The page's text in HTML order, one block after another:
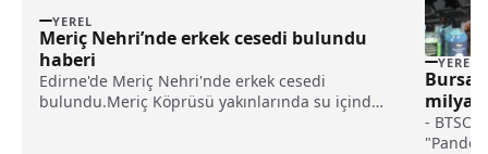
YEREL
Meriç Nehri’nde erkek cesedi bulundu
haberi
Edirne'de Meriç Nehri'nde erkek cesedi
bulundu.Meriç Köprüsü yakınlarında su içinde
YEREL
milyar
haberi
- BTSO